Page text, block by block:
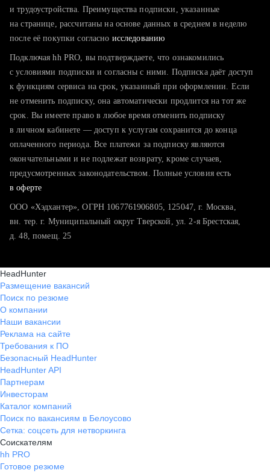
тратите много времени на поиск и вручную поднимаете
хотите сравнить себя с конкурентами и оценить шансы
и трудоустройства. Преимущества подписки, указанные
на странице, рассчитаны на основе данных в среднем в неделю
после её покупки согласно исследованию
Подключая hh PRO, вы подтверждаете, что ознакомились
с условиями подписки и согласны с ними. Подписка даёт доступ
к функциям сервиса на срок, указанный при оформлении. Если
не отменить подписку, она автоматически продлится на тот же
срок. Вы имеете право в любое время отменить подписку
в личном кабинете — доступ к услугам сохранится до конца
оплаченного периода. Все платежи за подписку являются
окончательными и не подлежат возврату, кроме случаев,
предусмотренных законодательством. Полные условия есть
в оферте
ООО «Хэдхантер», ОГРН 1067761906805, 125047, г. Москва,
вн. тер. г. Муниципальный округ Тверской, ул. 2-я Брестская,
д. 48, помещ. 25
HeadHunter
Размещение вакансий
Поиск по резюме
О компании
Наши вакансии
Реклама на сайте
Требования к ПО
Безопасный HeadHunter
HeadHunter API
Партнерам
Инвесторам
Каталог компаний
Поиск по вакансиям в Белоусово
Сетка: соцсеть для нетворкинга
Соискателям
hh PRO
Готовое резюме